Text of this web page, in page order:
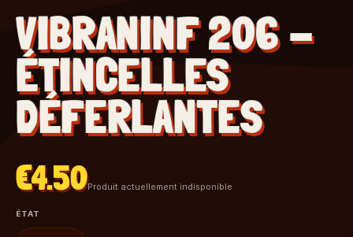
VIBRANINF 206 -
ÉTINCELLES
DÉFERLANTES
€4.50Produit actuellement indisponible
ÉTAT